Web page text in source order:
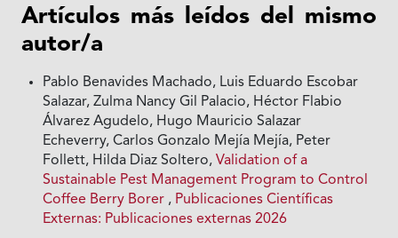
Artículos más leídos del mismo
autor/a
Pablo Benavides Machado, Luis Eduardo Escobar
Salazar, Zulma Nancy Gil Palacio, Héctor Flabio
Álvarez Agudelo, Hugo Mauricio Salazar
Echeverry, Carlos Gonzalo Mejía Mejía, Peter
Follett, Hilda Diaz Soltero,Validation of a
Sustainable Pest Management Program to Control
Coffee Berry Borer , Publicaciones Científicas
Externas: Publicaciones externas 2026